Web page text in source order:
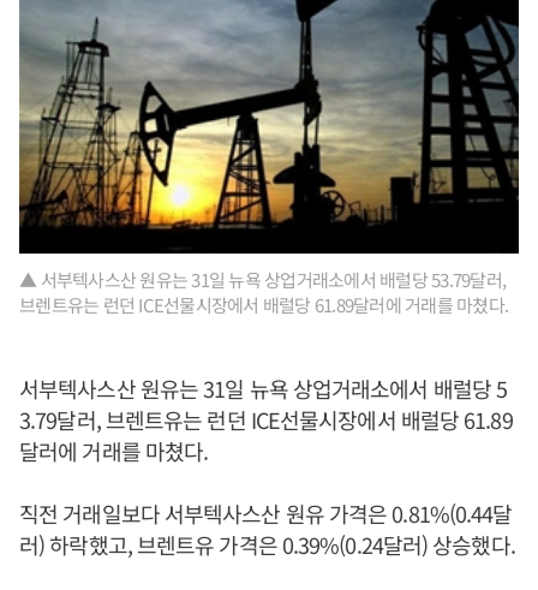
▲ 서부텍사스산 원유는 31일 뉴욕 상업거래소에서 배럴당 53.79달러,
브렌트유는 런던 ICE선물시장에서 배럴당 61.89달러에 거래를 마쳤다.
서부텍사스산 원유는 31일 뉴욕 상업거래소에서 배럴당 5
3.79달러, 브렌트유는 런던 ICE선물시장에서 배럴당 61.89
달러에 거래를 마쳤다.
직전 거래일보다 서부텍사스산 원유 가격은 0.81%(0.44달
러) 하락했고, 브렌트유 가격은 0.39%(0.24달러) 상승했다.